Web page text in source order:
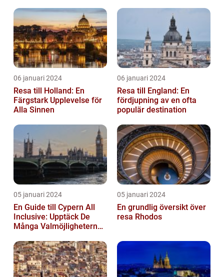
06 januari 2024
Resa till Holland: En
Färgstark Upplevelse för
Alla Sinnen
06 januari 2024
Resa till England: En
fördjupning av en ofta
populär destination
05 januari 2024
En Guide till Cypern All
Inclusive: Upptäck De
Många Valmöjligheterna
Semester...
05 januari 2024
En grundlig översikt över
resa Rhodos